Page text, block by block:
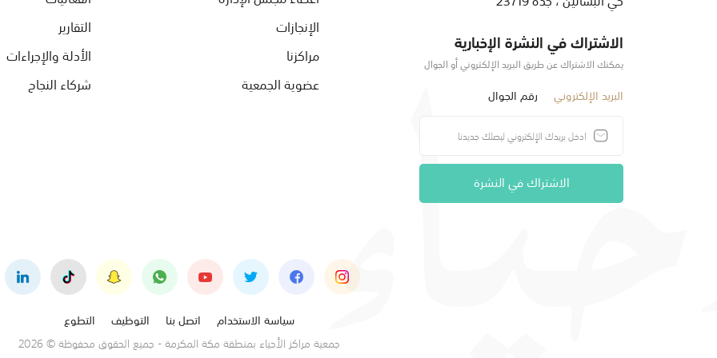
الاشتراك في النشرة الإخبارية
يمكنك الاشتراك عن طريق البريد الإلكتروني أو الجوال
البريد الإلكتروني رقم الجوال
الاشتراك في النشرة
الإنجازات
مراكزنا
عضوية الجمعية
التقارير
الأدلة والإجراءات
شركاء النجاح
سياسة الاستخدام اتصل بنا التوظيف
التطوع
جمعية مراكز الأحياء بمنطقة مكة المكرمة - جميع الحقوق محفوظة © 2026